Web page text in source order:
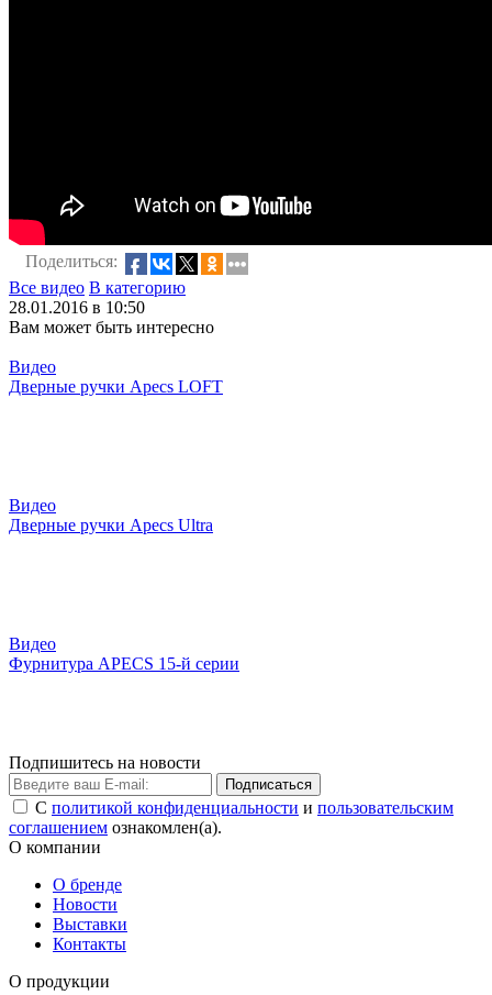
Поделиться:
Все видео В категорию
28.01.2016 в 10:50
Вам может быть интересно
Видео
Дверные ручки Apecs LOFT
Видео
Дверные ручки Apecs Ultra
Видео
Фурнитура APECS 15-й серии
Подпишитесь на новости
Подписаться
С политикой конфиденциальности и пользовательским
соглашением ознакомлен(а).
О компании
О бренде
Новости
Выставки
Контакты
О продукции